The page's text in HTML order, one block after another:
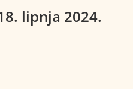
lipnja 2024.